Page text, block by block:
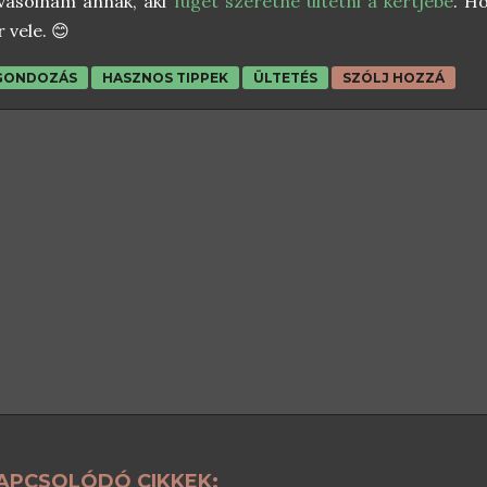
vele. 😊
HASZNOS TIPPEK ÜLTETÉS SZÓLJ HOZZÁ
CIKKEK: